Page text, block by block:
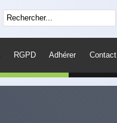
RGPD Adhérer Contact